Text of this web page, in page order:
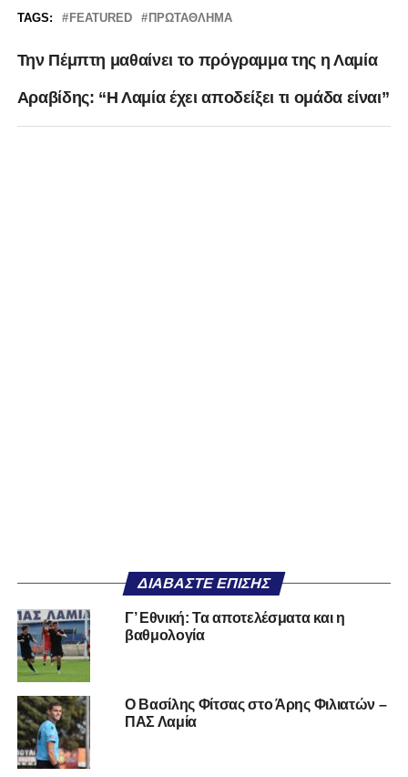
TAGS: FEATURED ΠΡΩΤΆΘΛΗΜΑ
Την Πέμπτη μαθαίνει το πρόγραμμα της η Λαμία
Αραβίδης: “Η Λαμία έχει αποδείξει τι ομάδα είναι”
ΔΙΑΒΆΣΤΕ ΕΠΊΣΗΣ
Γ’ Εθνική: Τα αποτελέσματα και η
βαθμολογία
Ο Βασίλης Φίτσας στο Άρης Φιλιατών –
ΠΑΣ Λαμία